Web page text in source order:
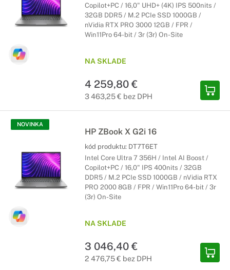
Copilot+PC / 16,0" UHD+ (4K) IPS 500nits /
32GB DDR5 / M.2 PCIe SSD 1000GB /
nVidia RTX PRO 3000 12GB / FPR /
Win11Pro 64-bit / 3r (3r) On-Site
NA SKLADE
4 259,80 €
3 463,25 € bez DPH
NOVINKA
HP ZBook X G2i 16
kód produktu: DT7T6ET
Intel Core Ultra 7 356H / Intel AI Boost /
Copilot+PC / 16,0" IPS 400nits / 32GB
DDR5 / M.2 PCIe SSD 1000GB / nVidia RTX
PRO 2000 8GB / FPR / Win11Pro 64-bit / 3r
(3r) On-Site
NA SKLADE
3 046,40 €
2 476,75 € bez DPH